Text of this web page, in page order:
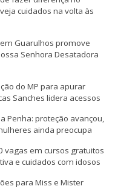
cuidados na volta às
Guarulhos promove
Senhora Desatadora
do MP para apurar
Sanches lidera acessos
Penha: proteção avançou,
ainda preocupa
vagas em cursos gratuitos
e cuidados com idosos
para Miss e Mister